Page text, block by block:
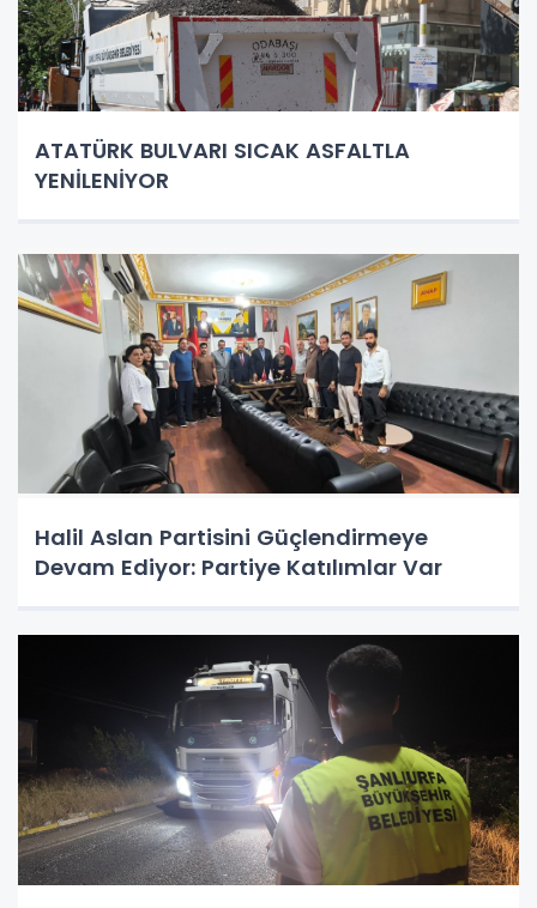
ATATÜRK BULVARI SICAK ASFALTLA
YENİLENİYOR
Halil Aslan Partisini Güçlendirmeye
Devam Ediyor: Partiye Katılımlar Var